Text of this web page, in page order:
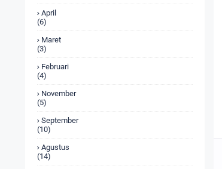
April
(6)
Maret
(3)
Februari
(4)
November
(5)
September
(10)
Agustus
(14)